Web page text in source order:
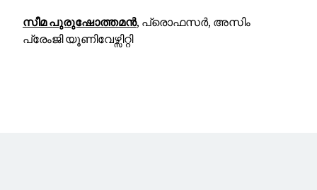
സീമ പുരുഷോത്തമൻ, പ്രൊഫസർ, അസിം
പ്രേംജി യൂണിവേഴ്സിറ്റി